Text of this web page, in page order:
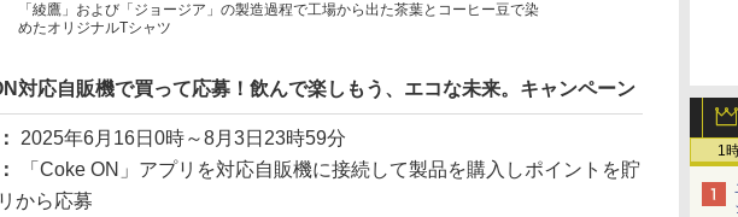
1
「綾鷹」および「ジョージア」の製造過程で工場から出た茶葉とコーヒー豆で染
めたオリジナルTシャツ
対応自販機で買って応募！飲んで楽しもう、エコな未来。キャンペーン
2025年6月16日0時～8月3日23時59分
「Coke ON」アプリを対応自販機に接続して製品を購入しポイントを貯
から応募